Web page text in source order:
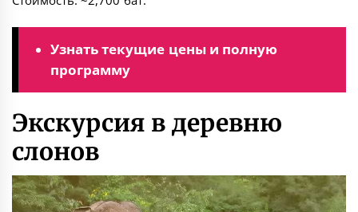
Узнать текущие цены и полную
программу
Экскурсия в деревню
слонов